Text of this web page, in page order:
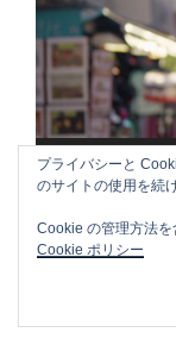
プ
レ
ー
ヤ
ー
00:00
プライバシーと
のサイトの使用を続
Cookie の管理方法
Cookie ポリシー